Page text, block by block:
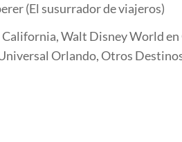
(El susurrador de viajeros)
Walt Disney World
Orlando, Otros